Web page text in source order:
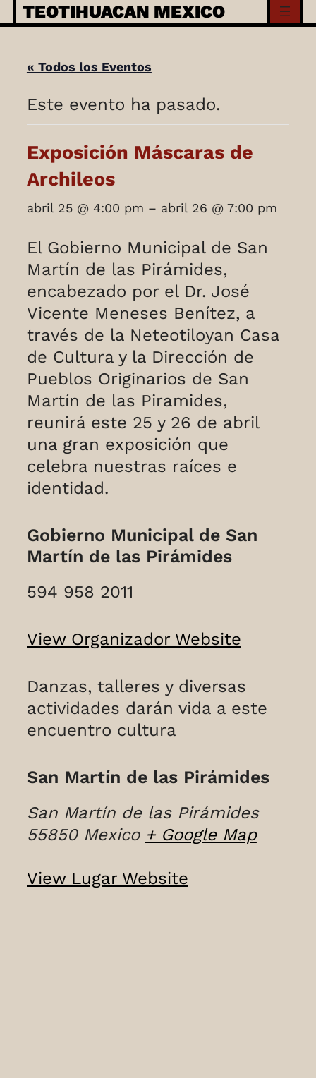
Skip
to
TEOTIHUACAN MEXICO
« Todos los Eventos
Este evento ha pasado.
Exposición Máscaras de
Archileos
abril 25 @ 4:00 pm – abril 26 @ 7:00 pm
El Gobierno Municipal de San
Martín de las Pirámides,
encabezado por el Dr. José
Vicente Meneses Benítez, a
través de la Neteotiloyan Casa
de Cultura y la Dirección de
Pueblos Originarios de San
Martín de las Piramides,
reunirá este 25 y 26 de abril
una gran exposición que
celebra nuestras raíces e
identidad.
Gobierno Municipal de San
Martín de las Pirámides
594 958 2011
View Organizador Website
Danzas, talleres y diversas
actividades darán vida a este
encuentro cultura
San Martín de las Pirámides
San Martín de las Pirámides
55850 Mexico + Google Map
View Lugar Website